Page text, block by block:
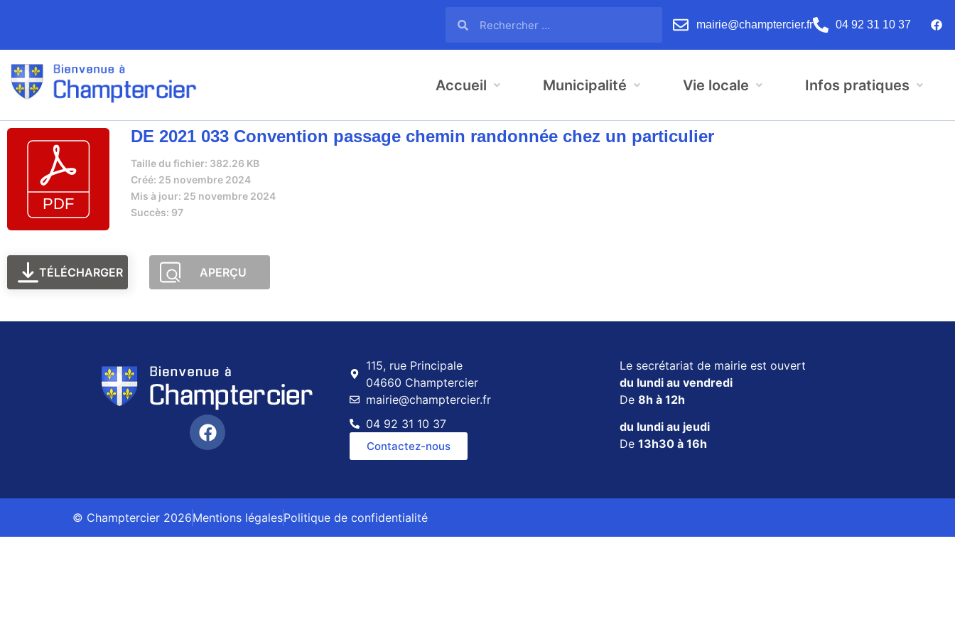
mairie@champtercier.fr 04 92 31 10 37
Accueil Municipalité Vie locale Infos pratiques
DE 2021 033 Convention passage chemin randonnée chez un particulier
Taille du fichier: 382.26 KB
Créé: 25 novembre 2024
Mis à jour: 25 novembre 2024
Succès: 97
TÉLÉCHARGER APERÇU
115, rue Principale
04660 Champtercier
mairie@champtercier.fr
04 92 31 10 37
Contactez-nous
Le secrétariat de mairie est ouvert
du lundi au vendredi
De 8h à 12h
du lundi au jeudi
De 13h30 à 16h
© Champtercier 2026Mentions légalesPolitique de confidentialité